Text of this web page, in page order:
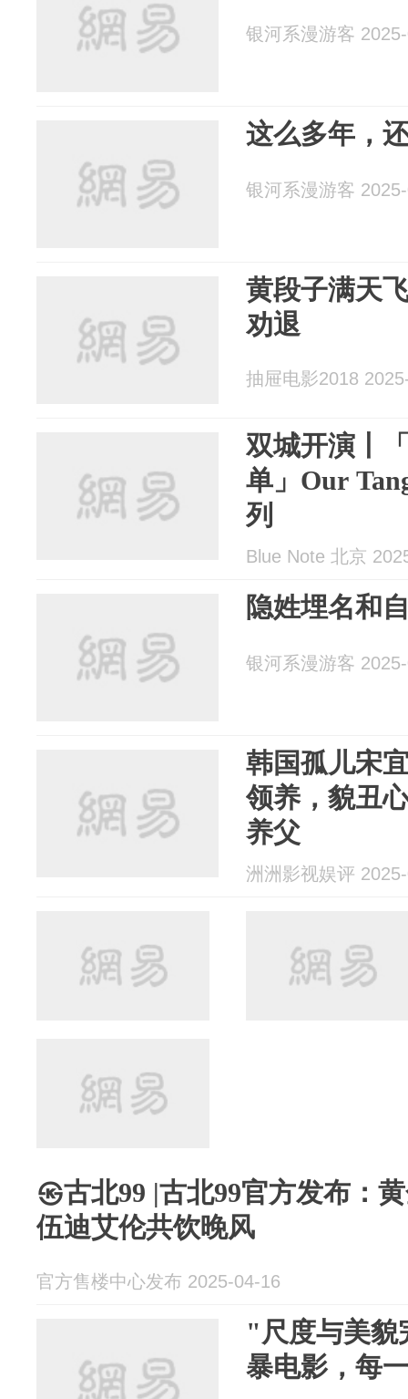
银河系漫游客
这么多年，
银河系漫游客
黄段子满天
劝退
抽屉电影2018
双城开演丨
单」Our
列
Blue Note 北京
隐姓埋名和
银河系漫游客
韩国孤儿宋
领养，貌丑
养父
洲洲影视娱评
㉿古北99 |古北99官方发布：
伍迪艾伦共饮晚风
官方售楼中心发布 2025-04-16
"尺度与美貌
暴电影，每